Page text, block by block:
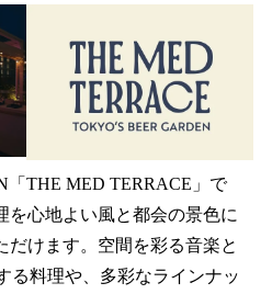
「THE MED TERRACE」で
を心地よい風と都会の景色に
だけます。空間を彩る音楽と
る料理や、多彩なラインナッ